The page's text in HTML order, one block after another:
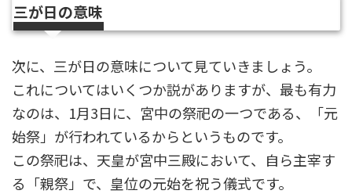
三が日の意味
次に、三が日の意味について見ていきましょう。
これについてはいくつか説がありますが、最も有力
なのは、1月3日に、宮中の祭祀の一つである、「元
始祭」が行われているからというものです。
この祭祀は、天皇が宮中三殿において、自ら主宰す
る「親祭」で、皇位の元始を祝う儀式です。